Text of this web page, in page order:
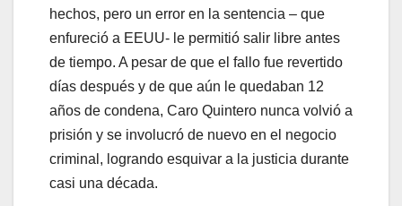
hechos, pero un error en la sentencia – que
enfureció a EEUU- le permitió salir libre antes
de tiempo. A pesar de que el fallo fue revertido
días después y de que aún le quedaban 12
años de condena, Caro Quintero nunca volvió a
prisión y se involucró de nuevo en el negocio
criminal, logrando esquivar a la justicia durante
casi una década.